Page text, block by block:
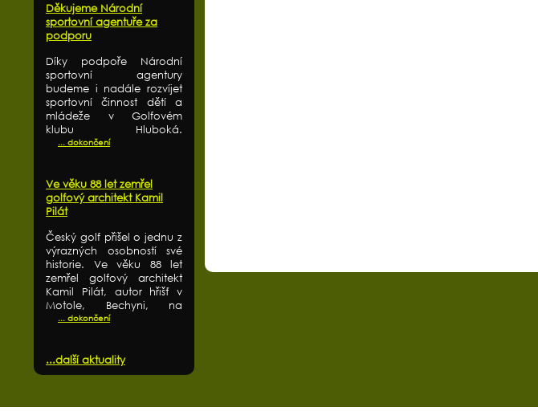
Děkujeme Národní
sportovní agentuře za
podporu
Díky podpoře Národní
sportovní agentury
budeme i nadále rozvíjet
sportovní činnost dětí a
mládeže v Golfovém
klubu Hluboká.
... dokončení
Ve věku 88 let zemřel
golfový architekt Kamil
Pilát
Český golf přišel o jednu z
výrazných osobností své
historie. Ve věku 88 let
zemřel golfový architekt
Kamil Pilát, autor hřišť v
Motole, Bechyni, na
... dokončení
...další aktuality